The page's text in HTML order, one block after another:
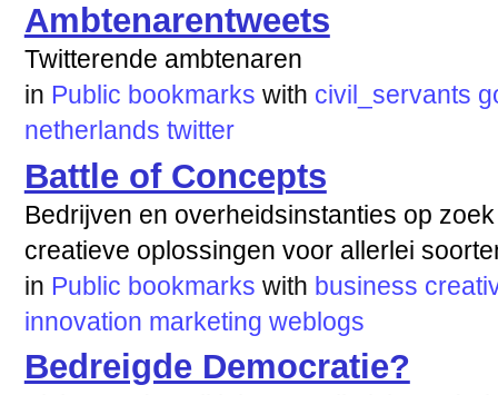
Ambtenarentweets
Twitterende ambtenaren
in Public bookmarks with civil_servants
netherlands twitter
Battle of Concepts
Bedrijven en overheidsinstanties op
creatieve oplossingen voor allerlei
in Public bookmarks with business
innovation marketing weblogs
Bedreigde Democratie?